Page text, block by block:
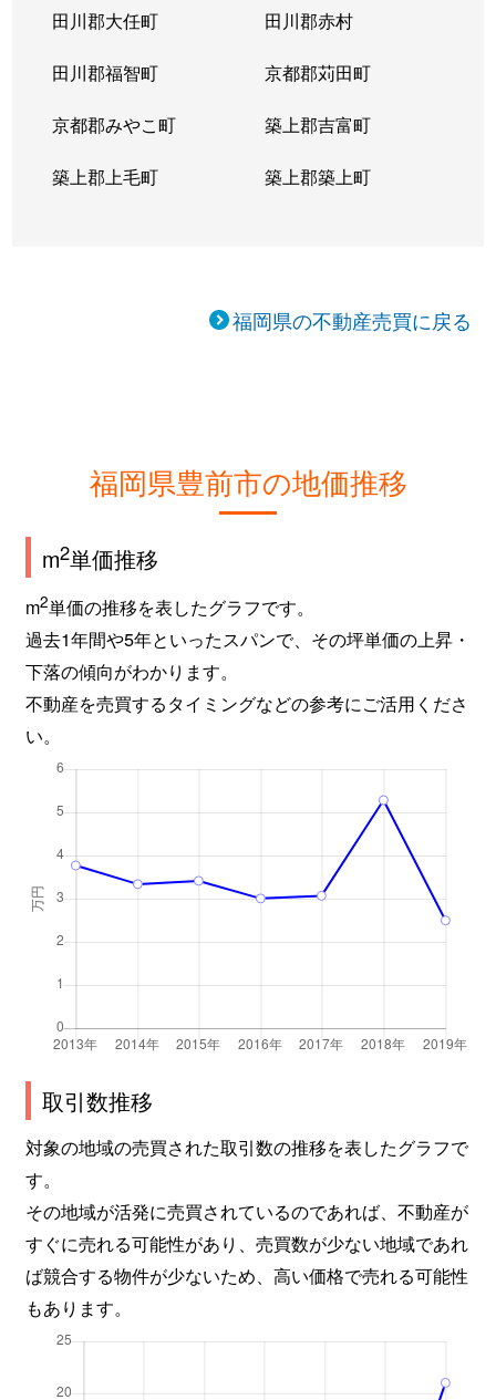
田川郡大任町 田川郡赤村
田川郡福智町 京都郡苅田町
京都郡みやこ町 築上郡吉富町
築上郡上毛町 築上郡築上町
福岡県の不動産売買に戻る
福岡県豊前市の地価推移
m2単価推移
m2単価の推移を表したグラフです。
過去1年間や5年といったスパンで、その坪単価の上昇・
下落の傾向がわかります。
不動産を売買するタイミングなどの参考にご活用くださ
い。
取引数推移
対象の地域の売買された取引数の推移を表したグラフで
す。
その地域が活発に売買されているのであれば、不動産が
すぐに売れる可能性があり、売買数が少ない地域であれ
ば競合する物件が少ないため、高い価格で売れる可能性
もあります。